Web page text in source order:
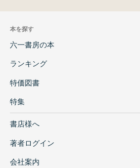
本を探す
六一書房の本
ランキング
特価図書
特集
書店様へ
著者ログイン
会社案内